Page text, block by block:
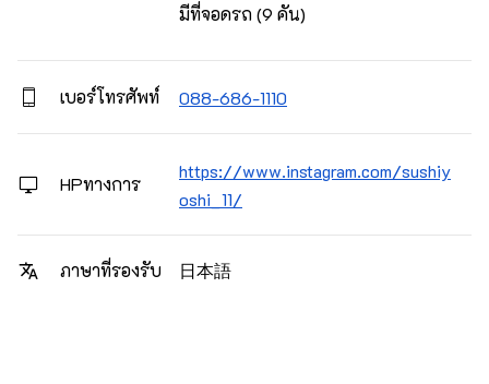
มีที่จอดรถ (9 คัน)
เบอร์โทรศัพท์ 088-686-1110
HPทางการ
https://www.instagram.com/sushiy
oshi_11/
ภาษาที่รองรับ 日本語